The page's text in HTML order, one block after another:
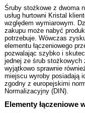
Śruby stożkowe z dwoma
usług hurtowni Kristal
względem wymiarowym.
zakupu może nabyć
potrzebuje. Wówczas
elementu łączeniowego
pozwalając szybko i
jednej ze śrub stożkowych
wyjątkowo sprawnie
miejscu wyroby posiadają
zgodny z europejskimi
Normalizacyjny (DIN).
Elementy łączeniowe